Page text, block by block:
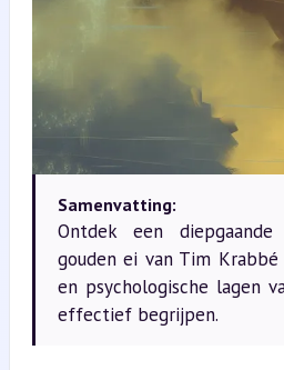
Samenvatting:
Ontdek een
gouden ei van Tim
en psychologische lagen
effectief begrijpen.